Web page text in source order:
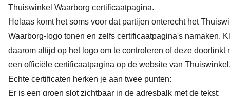
Thuiswinkel Waarborg certificaatpagina.
Helaas komt het soms voor dat partijen onterecht het
Waarborg-logo tonen en zelfs certificaatpagina's namaken.
daarom altijd op het logo om te controleren of deze doorlinkt
een officiële certificaatpagina op de website van
Echte certificaten herken je aan twee punten:
Er is een groen slot zichtbaar in de adresbalk met de tekst: